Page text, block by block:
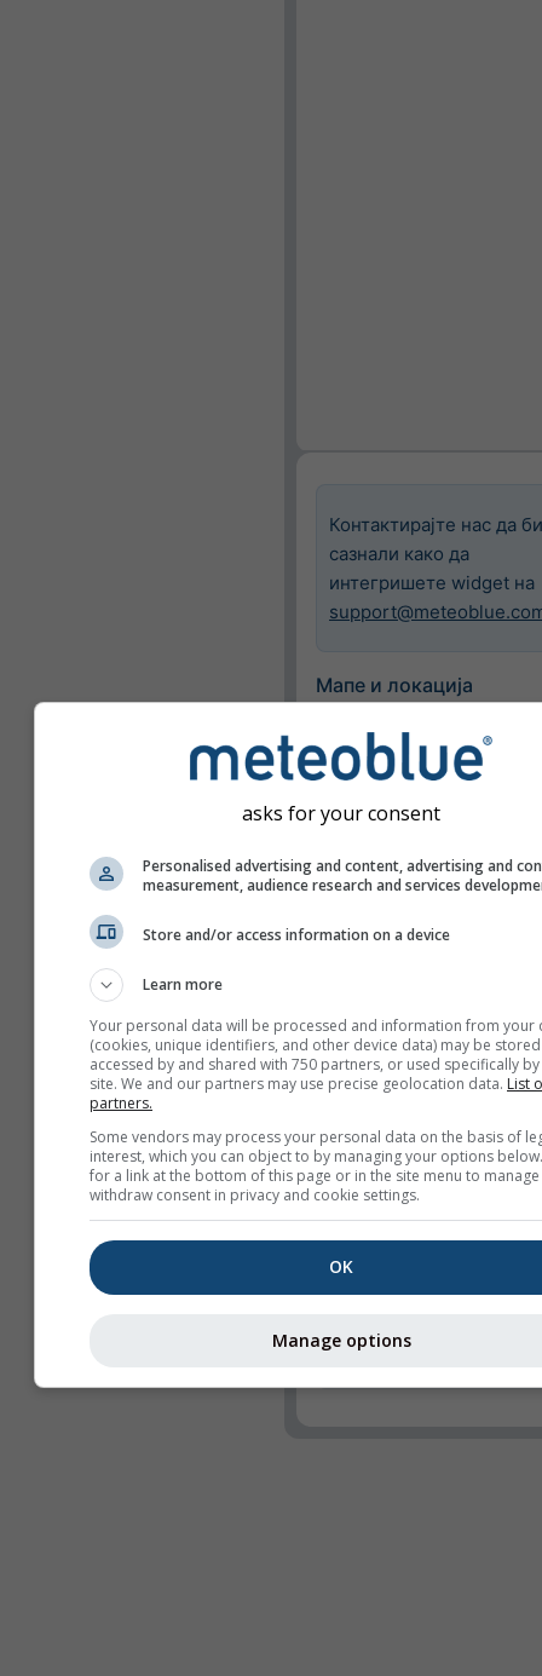
Контактирајте нас да
сазнали како да
интегришете widget на
Мапе и локација
Град
Базел
Прикажи само
Webcams
Подели
Ширина виџета
Аутоматски
ширину
asks for your consent
Personalised advertising and content, advertising and
measurement, audience research and services
Store and/or access information on a device
Learn more
Your personal data will be processed and information from your
(cookies, unique identifiers, and other device data) may be
accessed by and shared with 750 partners, or used specifically
site. We and our partners may use precise geolocation data. List
partners.
Some vendors may process your personal data on the basis of
interest, which you can object to by managing your options
for a link at the bottom of this page or in the site menu to
withdraw consent in privacy and cookie settings.
OK
Manage options